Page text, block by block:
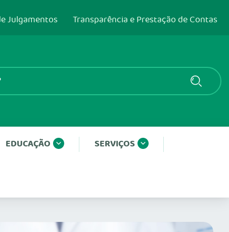
Julgamentos Transparência e Prestação de Contas
EDUCAÇÃO SERVIÇOS